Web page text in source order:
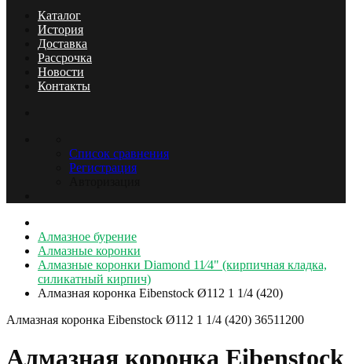
Каталог
История
Доставка
Рассрочка
Новости
Контакты
Список сравнения
Регистрация
Алмазное бурение
Алмазные коронки
Алмазные коронки Diamond 11⁄4" (кирпичная кладка,
силикатный кирпич)
Алмазная коронка Eibenstock Ø112 1 1/4 (420)
Алмазная коронка Eibenstock Ø112 1 1/4 (420) 36511200
Алмазная коронка Eibenstock